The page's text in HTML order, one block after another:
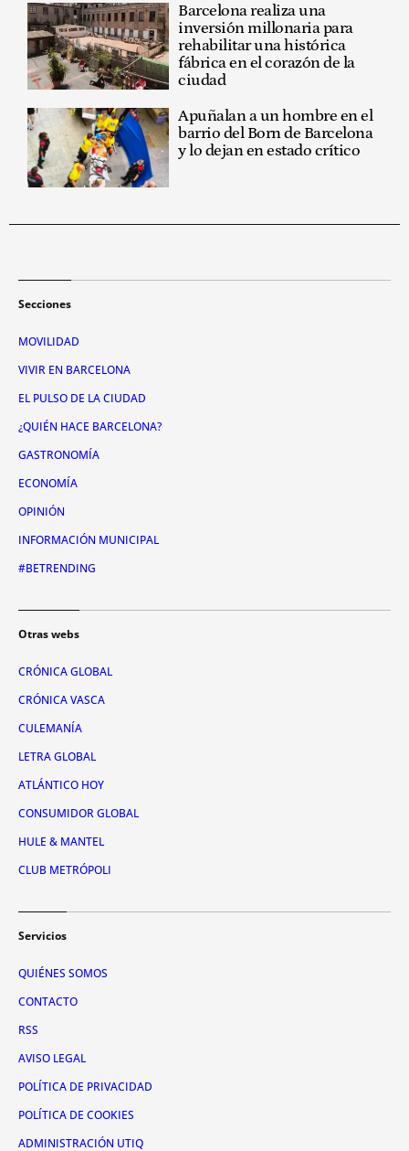
Barcelona realiza una
inversión millonaria para
rehabilitar una histórica
fábrica en el corazón de la
ciudad
Apuñalan a un hombre en el
barrio del Born de Barcelona
y lo dejan en estado crítico
Secciones
MOVILIDAD
VIVIR EN BARCELONA
EL PULSO DE LA CIUDAD
¿QUIÉN HACE BARCELONA?
GASTRONOMÍA
ECONOMÍA
OPINIÓN
INFORMACIÓN MUNICIPAL
#BETRENDING
Otras webs
CRÓNICA GLOBAL
CRÓNICA VASCA
CULEMANÍA
LETRA GLOBAL
ATLÁNTICO HOY
CONSUMIDOR GLOBAL
HULE & MANTEL
CLUB METRÓPOLI
Servicios
QUIÉNES SOMOS
CONTACTO
RSS
AVISO LEGAL
POLÍTICA DE PRIVACIDAD
POLÍTICA DE COOKIES
ADMINISTRACIÓN UTIQ